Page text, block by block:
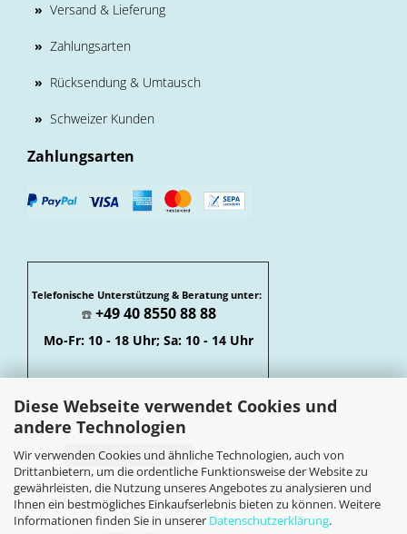
Diese Webseite verwendet Cookies und
andere Technologien
Wir verwenden Cookies und ähnliche Technologien, auch von
Drittanbietern, um die ordentliche Funktionsweise der Website zu
gewährleisten, die Nutzung unseres Angebotes zu analysieren und
Ihnen ein bestmögliches Einkaufserlebnis bieten zu können. Weitere
Informationen finden Sie in unserer Datenschutzerklärung.
» Versand & Lieferung
» Zahlungsarten
» Rücksendung & Umtausch
» Schweizer Kunden
Zahlungsarten
Telefonische Unterstützung & Beratung unter:
☎️ +49 40 8550 88 88
Mo-Fr: 10 - 18 Uhr; Sa: 10 - 14 Uhr
Vertrag widerrufen
Widerrufsbelehrung
Soziale Netzwerke